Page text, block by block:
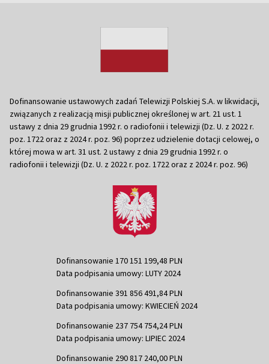
Dofinansowanie ustawowych zadań Telewizji Polskiej S.A. w likwidacji,
związanych z realizacją misji publicznej określonej w art. 21 ust. 1
ustawy z dnia 29 grudnia 1992 r. o radiofonii i telewizji (Dz. U. z 2022 r.
poz. 1722 oraz z 2024 r. poz. 96) poprzez udzielenie dotacji celowej, o
której mowa w art. 31 ust. 2 ustawy z dnia 29 grudnia 1992 r. o
radiofonii i telewizji (Dz. U. z 2022 r. poz. 1722 oraz z 2024 r. poz. 96)
Dofinansowanie 170 151 199,48 PLN
Data podpisania umowy: LUTY 2024
Dofinansowanie 391 856 491,84 PLN
Data podpisania umowy: KWIECIEŃ 2024
Dofinansowanie 237 754 754,24 PLN
Data podpisania umowy: LIPIEC 2024
Dofinansowanie 290 817 240,00 PLN